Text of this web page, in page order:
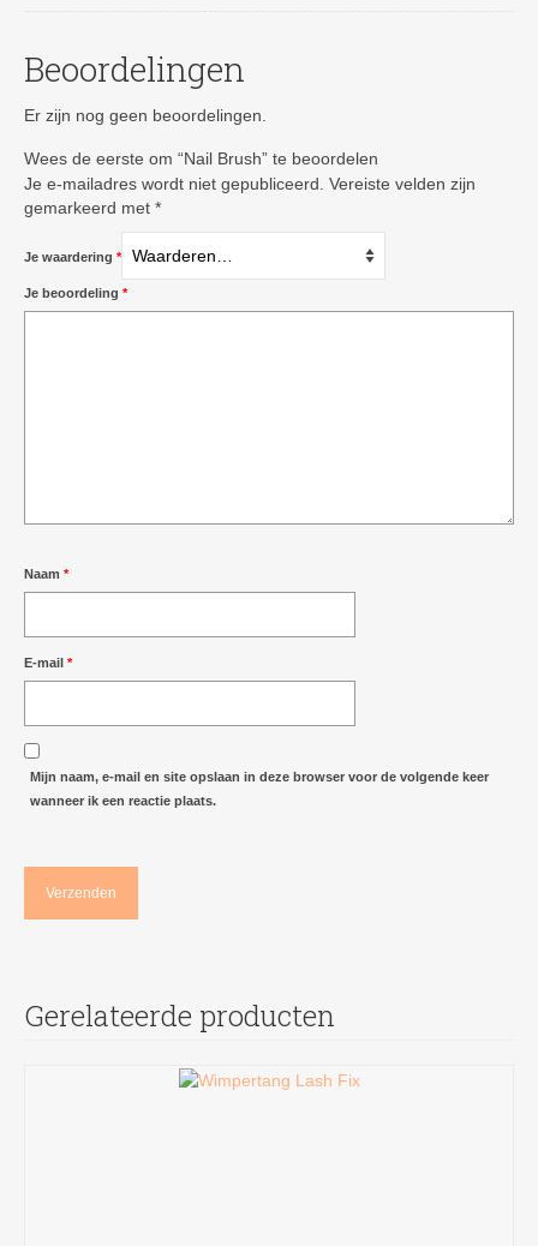
Beoordelingen
Er zijn nog geen beoordelingen.
Wees de eerste om “Nail Brush” te beoordelen
Je e-mailadres wordt niet gepubliceerd. Vereiste velden zijn
gemarkeerd met *
Je waardering *
Je beoordeling *
Naam *
E-mail *
Mijn naam, e-mail en site opslaan in deze browser voor de volgende keer
wanneer ik een reactie plaats.
Gerelateerde producten